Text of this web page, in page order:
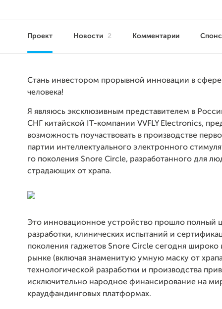
Проект Новости 2 Комментарии
Стань инвестором прорывной инновации в сфере
человека!
Я являюсь эксклюзивным представителем в
СНГ китайской IT-компании VVFLY Electronics,
возможность поучаствовать в производстве
партии интеллектуального электронного
го поколения Snore Circle, разработанного для
страдающих от храпа.
Это инновационное устройство прошло полный
разработки, клинических испытаний и
поколения гаджетов Snore Circle сегодня широко
рынке (включая знаменитую умную маску от
технологической разработки и производства
исключительно народное финансирование на
краудфандинговых платформах.